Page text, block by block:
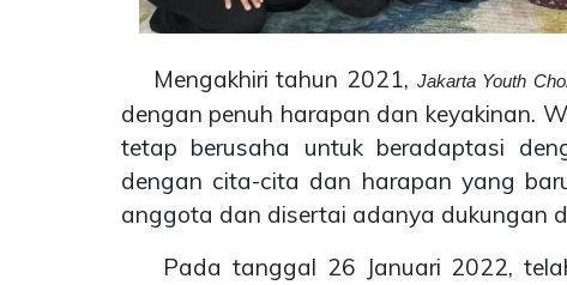
Mengakhiri tahun 2021, Jakarta Youth
dengan penuh harapan dan keyakinan.
tetap berusaha untuk beradaptasi
dengan cita-cita dan harapan yang
anggota dan disertai adanya dukungan
Pada tanggal 26 Januari 2022,